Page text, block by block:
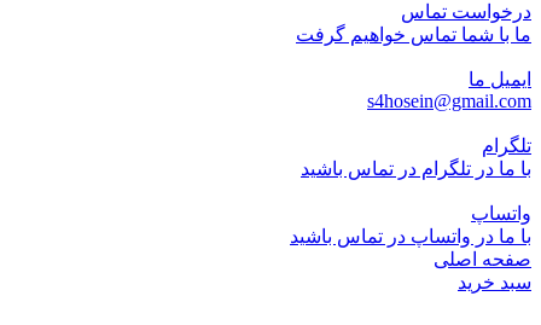
درخواست تماس
ما با شما تماس خواهیم گرفت
ایمیل ما
s4hosein@gmail.com
تلگرام
با ما در تلگرام در تماس باشید
واتساپ
با ما در واتساپ در تماس باشید
صفحه اصلی
سبد خرید